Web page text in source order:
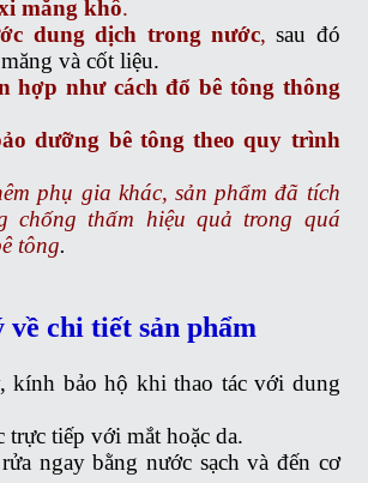
măng khô.
dung dịch trong nước, sau đó
và cốt liệu.
hợp như cách đổ bê tông thông
dưỡng bê tông theo quy trình
phụ gia khác, sản phẩm đã tích
chống thấm hiệu quả trong quá
tông.
về chi tiết sản phẩm
kính bảo hộ khi thao tác với dung
trực tiếp với mắt hoặc da.
ngay bằng nước sạch và đến cơ